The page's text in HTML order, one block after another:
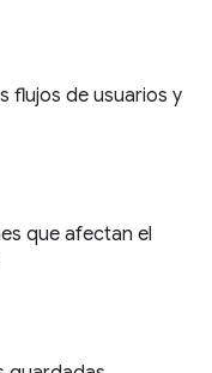
flujos de usuarios y
que afectan el